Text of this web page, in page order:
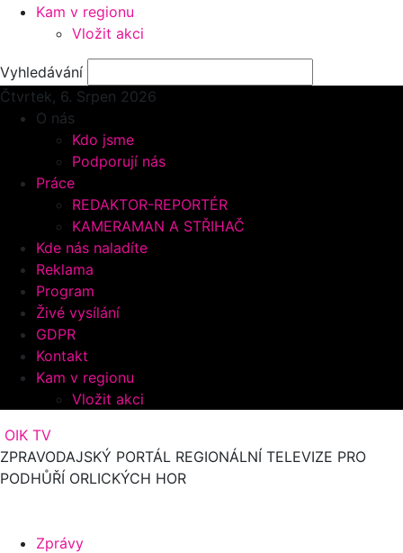
Kam v regionu
Vložit akci
Vyhledávání
Čtvrtek, 6. Srpen 2026
O nás
Kdo jsme
Podporují nás
Práce
REDAKTOR-REPORTÉR
KAMERAMAN A STŘIHAČ
Kde nás naladíte
Reklama
Program
Živé vysílání
GDPR
Kontakt
Kam v regionu
Vložit akci
OIK TV
ZPRAVODAJSKÝ PORTÁL REGIONÁLNÍ TELEVIZE PRO
PODHŮŘÍ ORLICKÝCH HOR
Zprávy